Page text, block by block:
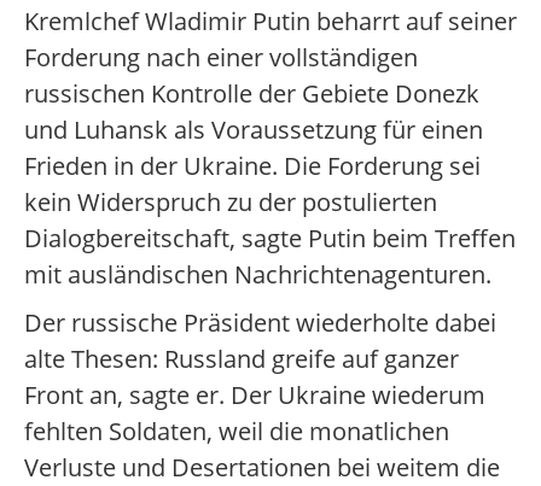
Kremlchef Wladimir Putin beharrt auf seiner
Forderung nach einer vollständigen
russischen Kontrolle der Gebiete Donezk
und Luhansk als Voraussetzung für einen
Frieden in der Ukraine. Die Forderung sei
kein Widerspruch zu der postulierten
Dialogbereitschaft, sagte Putin beim Treffen
mit ausländischen Nachrichtenagenturen.
Der russische Präsident wiederholte dabei
alte Thesen: Russland greife auf ganzer
Front an, sagte er. Der Ukraine wiederum
fehlten Soldaten, weil die monatlichen
Verluste und Desertationen bei weitem die